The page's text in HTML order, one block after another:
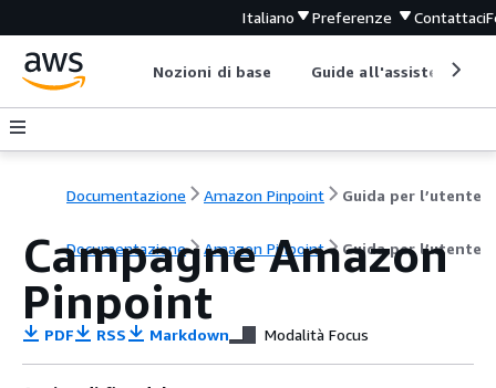
Italiano Preferenze Contattaci
Nozioni di base Guide all'assistenza
Documentazione Amazon Pinpoint Guida per l’utente
Documentazione Amazon Pinpoint Guida per l’utente
Campagne Amazon
Pinpoint
PDF RSS Markdown Modalità Focus